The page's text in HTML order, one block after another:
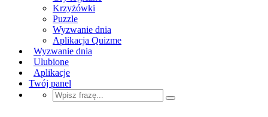
Krzyżówki
Puzzle
Wyzwanie dnia
Aplikacja Quizme
Wyzwanie dnia
Ulubione
Aplikacje
Twój panel